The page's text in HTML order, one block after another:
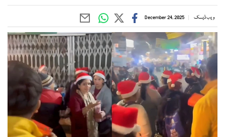
ویب ڈیسک December 24, 2025